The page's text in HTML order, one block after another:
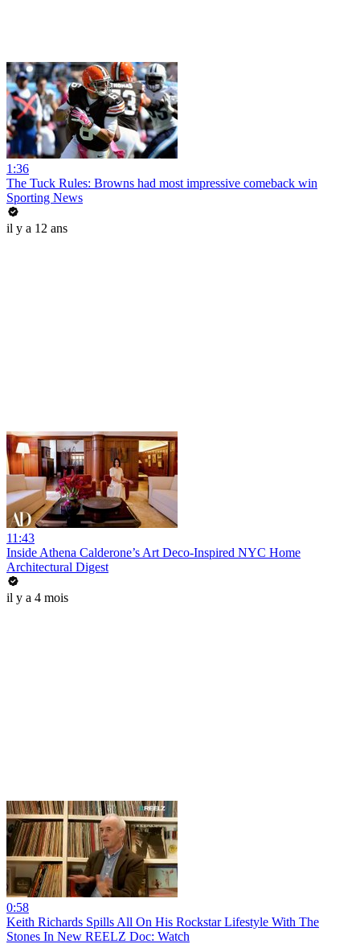
1:36
The Tuck Rules: Browns had most impressive comeback win
Sporting News
il y a 12 ans
11:43
Inside Athena Calderone’s Art Deco-Inspired NYC Home
Architectural Digest
il y a 4 mois
0:58
Keith Richards Spills All On His Rockstar Lifestyle With The
Stones In New REELZ Doc: Watch